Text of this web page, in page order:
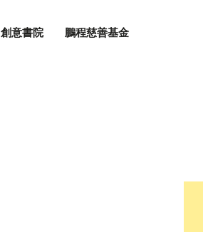
創意書院 鵬程慈善基金